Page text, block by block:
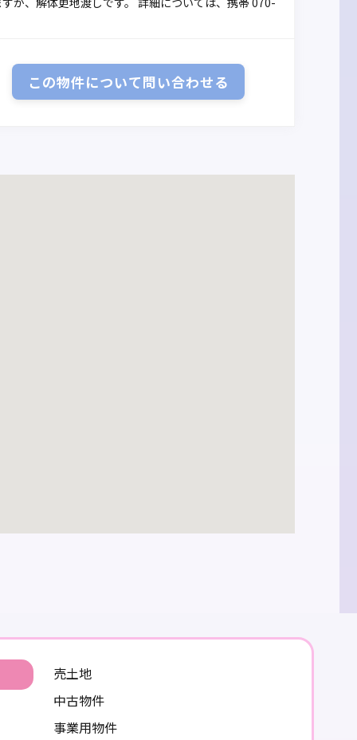
この物件について問い合わせる
売土地
中古物件
事業用物件